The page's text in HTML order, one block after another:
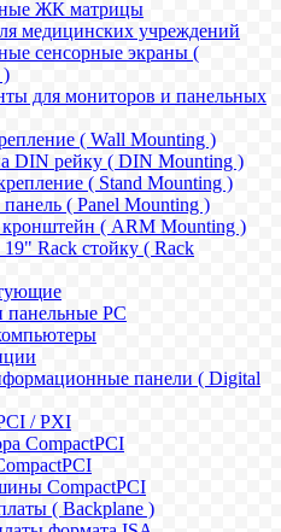
ЖК матрицы
медицинских учреждений
сенсорные экраны (
)
для мониторов и панельных
( Wall Mounting )
DIN рейку ( DIN Mounting )
( Stand Mounting )
( Panel Mounting )
( ARM Mounting )
Rack стойку ( Rack
панельные РС
панели ( Digital
/ PXI
CompactPCI
CompactPCI
( Backplane )